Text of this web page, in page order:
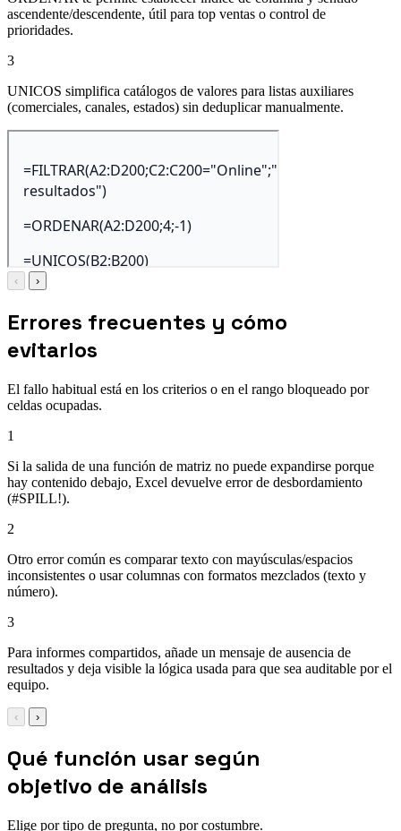
ascendente/descendente, útil para top ventas o control de
prioridades.
3
UNICOS simplifica catálogos de valores para listas auxiliares
(comerciales, canales, estados) sin deduplicar manualmente.
‹ ›
Errores frecuentes y cómo
evitarlos
El fallo habitual está en los criterios o en el rango bloqueado por
celdas ocupadas.
1
Si la salida de una función de matriz no puede expandirse porque
hay contenido debajo, Excel devuelve error de desbordamiento
(#SPILL!).
2
Otro error común es comparar texto con mayúsculas/espacios
inconsistentes o usar columnas con formatos mezclados (texto y
número).
3
Para informes compartidos, añade un mensaje de ausencia de
resultados y deja visible la lógica usada para que sea auditable por el
equipo.
‹ ›
Qué función usar según
objetivo de análisis
Elige por tipo de pregunta, no por costumbre.